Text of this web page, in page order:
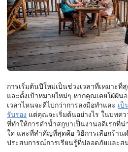
การเริ่มต้นปีใหม่เป็นช่วงเวลาที่เหมาะ
และตั้งเป้าหมายใหม่ๆ หากคุณเคยใฝ่ฝัน
เวลาไหนจะดีไปกว่าการลงมือทำและ เป็
รับรอง แต่คุณจะเริ่มต้นอย่างไร ในบทคว
ที่ทำให้การดำน้ำสกูบาเป็นงานอดิเรกที่น่
ใด และที่สำคัญที่สุดคือ วิธีการเลือกร้าน
ประสบการณ์การเรียนรู้ที่ปลอดภัยและส